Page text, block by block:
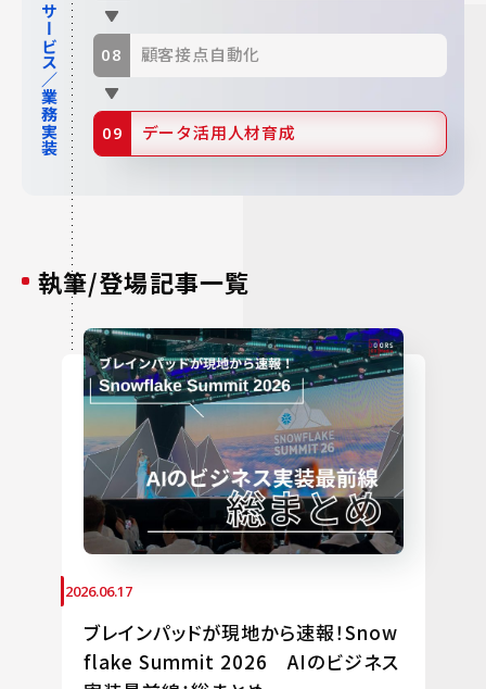
サービス／業務実装 顧客接点自動化
データ活用人材育成
執筆/登場記事一覧
2026.06.17
ブレインパッドが現地から速報！Snow
flake Summit 2026 AIのビジネス